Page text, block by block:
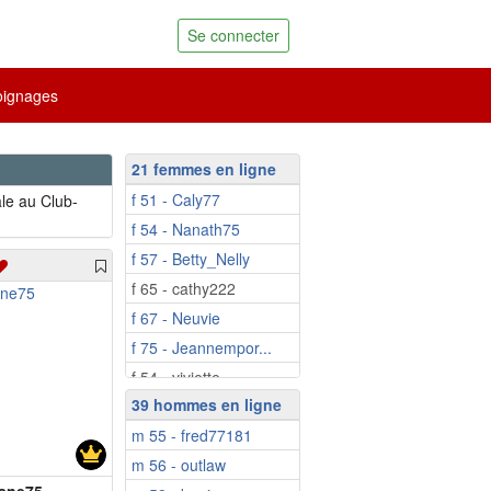
Se connecter
au Club-
21 femmes en ligne
f 51 - Caly77
f 54 - Nanath75
f 57 - Betty_Nelly
f 65 - cathy222
f 67 - Neuvie
f 75 - Jeannempor...
f 54 - viviette
f 56 - Artemis29
f 61 - Factrice71
f 64 - bluesana
39 hommes en ligne
m 55 - fred77181
m 56 - outlaw